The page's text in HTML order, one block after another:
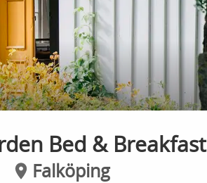
Bed & Breakfast
Falköping